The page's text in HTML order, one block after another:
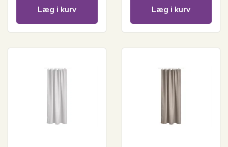
Læg i kurv Læg i kurv